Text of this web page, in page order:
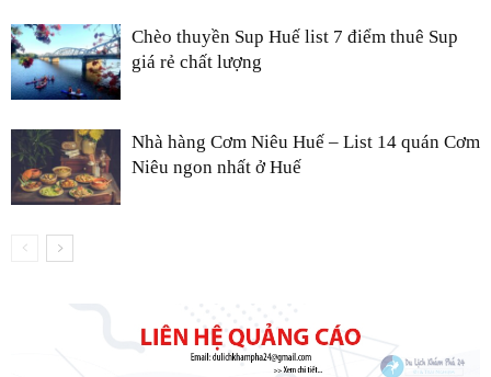
Chèo thuyền Sup Huế list 7 điểm thuê Sup
giá rẻ chất lượng
Nhà hàng Cơm Niêu Huế – List 14 quán Cơm
Niêu ngon nhất ở Huế